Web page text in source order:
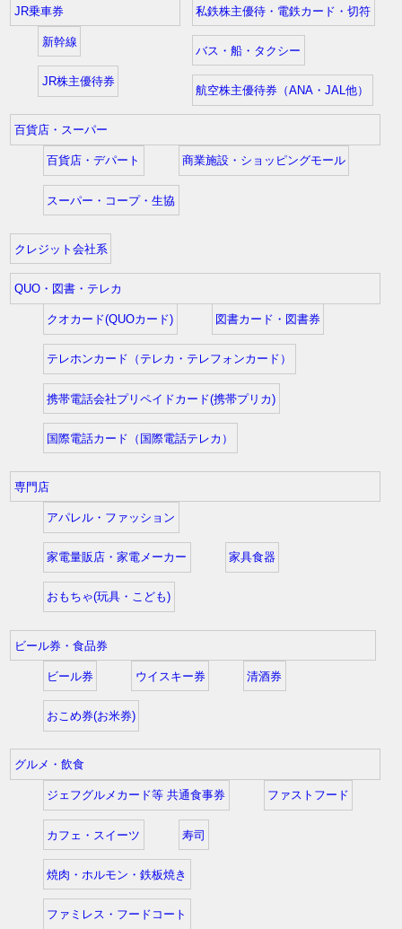
JR乗車券
新幹線
JR株主優待券
私鉄株主優待・電鉄カード・切符
バス・船・タクシー
航空株主優待券（ANA・JAL他）
百貨店・スーパー
百貨店・デパート 商業施設・ショッピングモール
スーパー・コープ・生協
クレジット会社系
QUO・図書・テレカ
クオカード(QUOカード) 図書カード・図書券
テレホンカード（テレカ・テレフォンカード）
携帯電話会社プリペイドカード(携帯プリカ)
国際電話カード（国際電話テレカ）
専門店
アパレル・ファッション
家電量販店・家電メーカー 家具食器
おもちゃ(玩具・こども)
ビール券・食品券
ビール券 ウイスキー券 清酒券
おこめ券(お米券)
グルメ・飲食
ジェフグルメカード等 共通食事券 ファストフード
カフェ・スイーツ 寿司
焼肉・ホルモン・鉄板焼き
ファミレス・フードコート